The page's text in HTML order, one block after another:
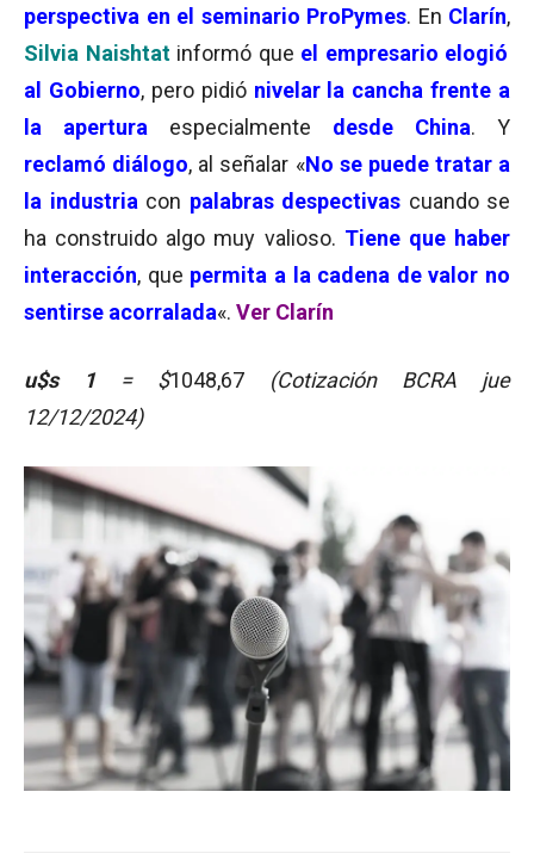
perspectiva en el seminario ProPymes. En Clarín,
Silvia Naishtatinformó que el empresario elogió
al Gobierno, pero pidiónivelar la cancha frente a
la apertura
especialmente desde China. Y
reclamó diálogo, al señalar «No se puede tratar a
la industria con palabras despectivas cuando se
ha construido algo muy valioso. Tiene que haber
interacción, que permita a la cadena de valor no
sentirse acorralada«. Ver Clarín
u$s 1= $1048,67 (Cotización BCRA jue
12/12/2024)